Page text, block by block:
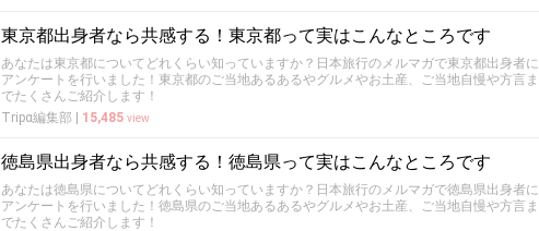
東京都出身者なら共感する！東京都って実はこんなところです
あなたは東京都についてどれくらい知っていますか？日本旅行のメルマガで東京都出身者に
アンケートを行いました！東京都のご当地あるあるやグルメやお土産、ご当地自慢や方言ま
でたくさんご紹介します！
Tripα編集部
15,485 view
徳島県出身者なら共感する！徳島県って実はこんなところです
あなたは徳島県についてどれくらい知っていますか？日本旅行のメルマガで徳島県出身者に
アンケートを行いました！徳島県のご当地あるあるやグルメやお土産、ご当地自慢や方言ま
でたくさんご紹介します！